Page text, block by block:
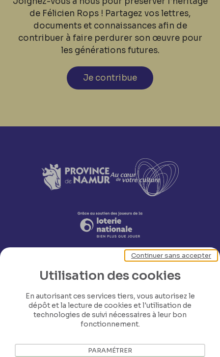
de Félicien Rops ! Partagez vos lettres,
documents et connaissances afin de
contribuer à faire perdurer son œuvre pour
les générations futures.
Je contribue
Nos coordonnées
Tél: +32 81 77 67 55
Utilisation des cookies
En autorisant ces services tiers, vous autorisez le
dépôt et la lecture de cookies et l'utilisation de
technologies de suivi nécessaires à leur bon
fonctionnement.
Continuer sans accepter
PARAMÉTRER